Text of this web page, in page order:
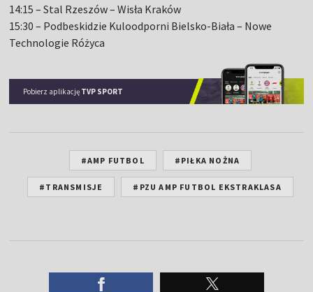
14:15 – Stal Rzeszów – Wisła Kraków
15:30 – Podbeskidzie Kuloodporni Bielsko-Biała – Nowe
Technologie Różyca
Pobierz aplikację TVP SPORT
#AMP FUTBOL #PIŁKA NOŻNA
#TRANSMISJE #PZU AMP FUTBOL EKSTRAKLASA